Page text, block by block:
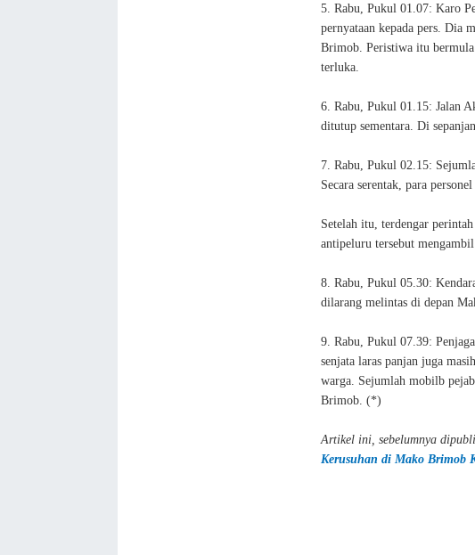
5. Rabu, Pukul 01.07: Karo
pernyataan kepada pers. Dia
Brimob. Peristiwa itu bermula
terluka.
6. Rabu, Pukul 01.15: Jalan
ditutup sementara. Di
7. Rabu, Pukul 02.15:
Secara serentak, para
Setelah itu, terdengar
antipeluru tersebut
8. Rabu, Pukul 05.30:
dilarang melintas di depan
9. Rabu, Pukul 07.39:
senjata laras panjan juga
warga. Sejumlah mobilb
Brimob. (*)
Artikel ini, sebelumnya
Kerusuhan di Mako Brimob